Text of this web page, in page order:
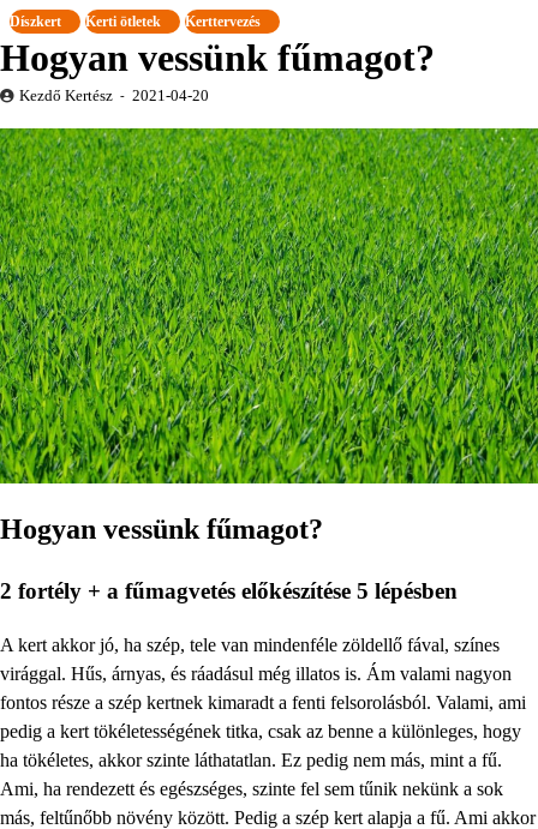
Díszkert Kerti ötletek Kerttervezés
Hogyan vessünk fűmagot?
Kezdő Kertész 2021-04-20
Hogyan vessünk fűmagot?
2 fortély + a fűmagvetés előkészítése 5 lépésben
A kert akkor jó, ha szép, tele van mindenféle zöldellő fával, színes
virággal. Hűs, árnyas, és ráadásul még illatos is. Ám valami nagyon
fontos része a szép kertnek kimaradt a fenti felsorolásból. Valami, ami
pedig a kert tökéletességének titka, csak az benne a különleges, hogy
ha tökéletes, akkor szinte láthatatlan. Ez pedig nem más, mint a fű.
Ami, ha rendezett és egészséges, szinte fel sem tűnik nekünk a sok
más, feltűnőbb növény között. Pedig a szép kert alapja a fű. Ami akkor